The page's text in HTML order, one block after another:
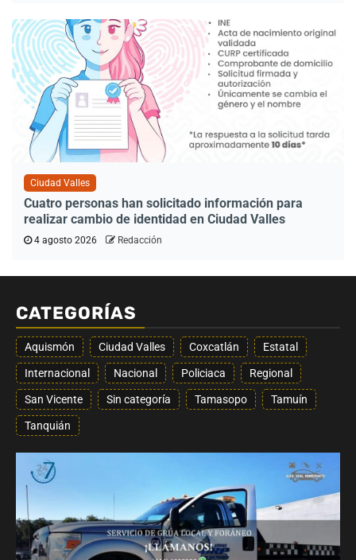
Ciudad Valles
Cuatro personas han solicitado información para
realizar cambio de identidad en Ciudad Valles
4 agosto 2026 Redacción
CATEGORÍAS
Aquismón Ciudad Valles Coxcatlán Estatal
Internacional Nacional Policiaca Regional
San Vicente Sin categoría Tamasopo Tamuín
Tanquián